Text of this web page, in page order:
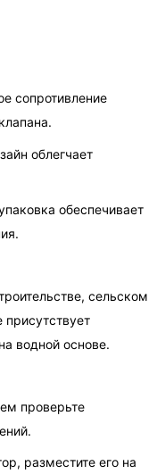
сопротивление
облегчает
обеспечивает
сельском
присутствует
водной основе.
проверьте
разместите его на